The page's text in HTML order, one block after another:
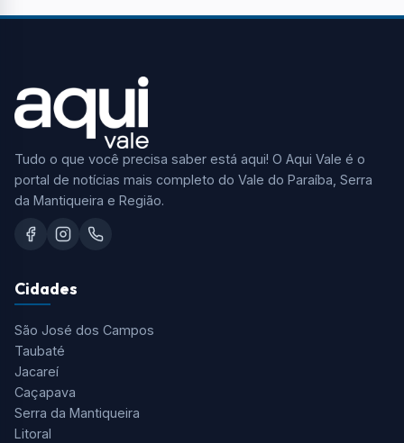
Tudo o que você precisa saber está aqui! O Aqui Vale é o
portal de notícias mais completo do Vale do Paraíba, Serra
da Mantiqueira e Região.
Cidades
São José dos Campos
Taubaté
Jacareí
Caçapava
Serra da Mantiqueira
Litoral